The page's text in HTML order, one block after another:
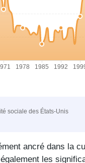
sociale des États-Unis
ancré dans la
les